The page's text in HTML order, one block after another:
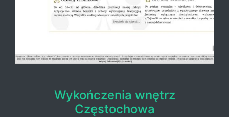
Wykończenia wnętrz
Częstochowa